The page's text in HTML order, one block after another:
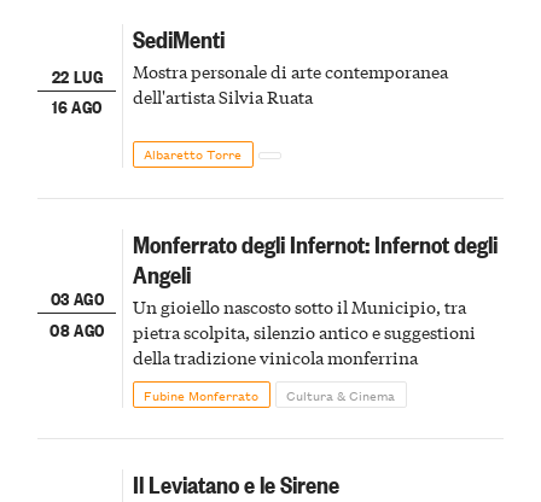
22 LUG
16 AGO
SediMenti
Mostra personale di arte contemporanea
dell'artista Silvia Ruata
Albaretto Torre
03 AGO
08 AGO
Monferrato degli Infernot: Infernot degli
Angeli
Un gioiello nascosto sotto il Municipio, tra
pietra scolpita, silenzio antico e suggestioni
della tradizione vinicola monferrina
Fubine Monferrato Cultura & Cinema
Il Leviatano e le Sirene